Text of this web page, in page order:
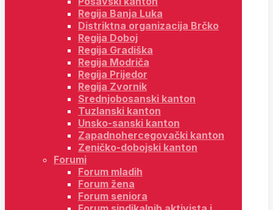
Regija Banja Luka
Distriktna organizacija Brčko
Regija Doboj
Regija Gradiška
Regija Modriča
Regija Prijedor
Regija Zvornik
Srednjobosanski kanton
Tuzlanski kanton
Unsko-sanski kanton
Zapadnohercegovački kanton
Zeničko-dobojski kanton
Forumi
Forum mladih
Forum žena
Forum seniora